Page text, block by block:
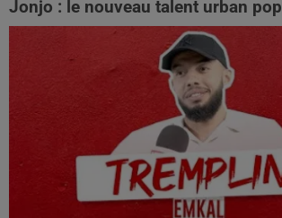
Jonjo : le nouveau talent urban pop